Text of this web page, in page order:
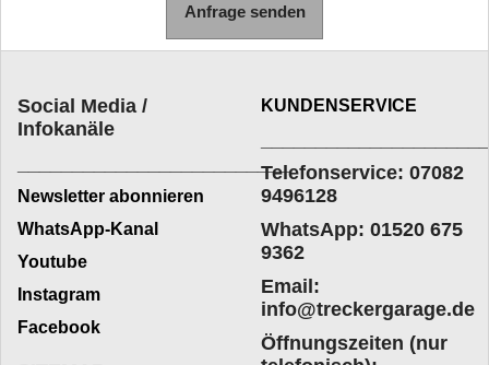
Anfrage senden
Social Media /
Infokanäle
_________________________
Newsletter abonnieren
WhatsApp-Kanal
Youtube
Instagram
Facebook
KUNDENSERVICE
Telefonservice: 07082
9496128
WhatsApp: 01520 675
9362
Email:
info@treckergarage.de
Öffnungszeiten (nur